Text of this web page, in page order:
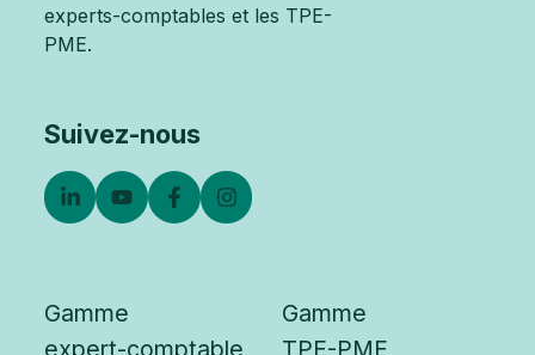
experts-comptables et les TPE-
PME.
Suivez-nous
Gamme
expert-comptable
Gamme
TPE-PME